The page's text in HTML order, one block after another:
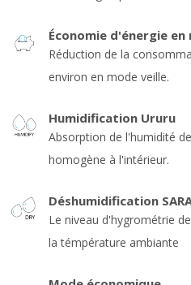
Économie d'énergie en
Réduction de la
environ en mode veille.
Humidification Ururu
Absorption de l'humidité
homogène à l'intérieur.
Déshumidification
Le niveau d'hygrométrie
la témpérature ambiante